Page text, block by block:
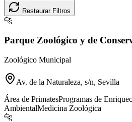
Restaurar Filtros
🐆
Parque Zoológico y de
Zoológico Municipal
Av. de la Naturaleza, s/n, Sevilla
Área de PrimatesProgramas de
AmbientalMedicina Zoológica
🐆